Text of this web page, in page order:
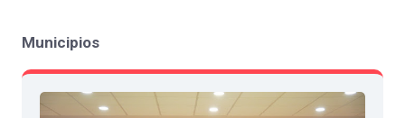
Municipios